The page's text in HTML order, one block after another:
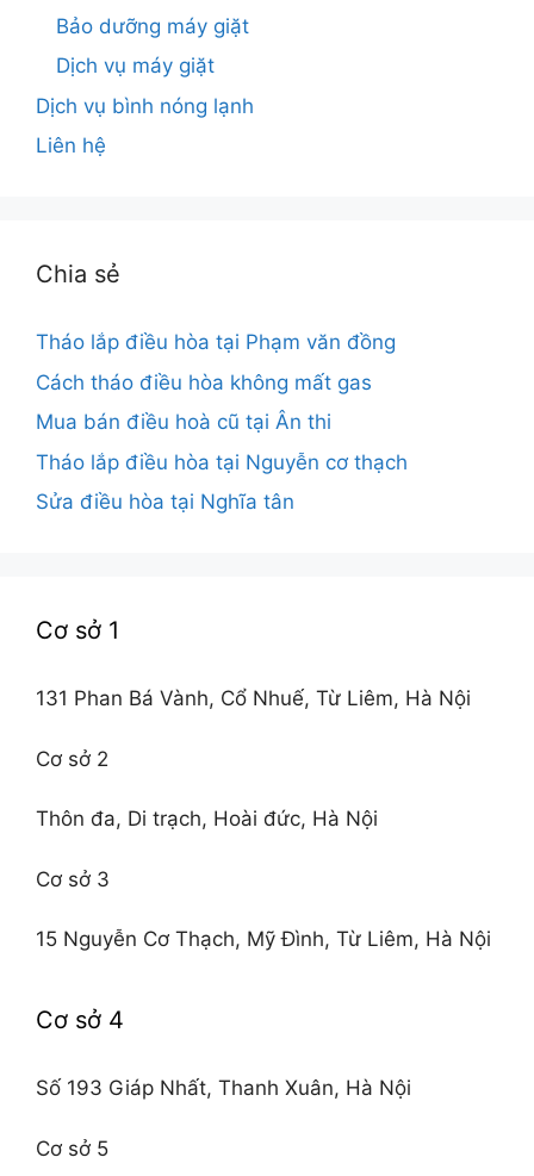
Bảo dưỡng máy giặt
Dịch vụ máy giặt
Dịch vụ bình nóng lạnh
Liên hệ
Chia sẻ
Tháo lắp điều hòa tại Phạm văn đồng
Cách tháo điều hòa không mất gas
Mua bán điều hoà cũ tại Ân thi
Tháo lắp điều hòa tại Nguyễn cơ thạch
Sửa điều hòa tại Nghĩa tân
Cơ sở 1
131 Phan Bá Vành, Cổ Nhuế, Từ Liêm, Hà Nội
Cơ sở 2
Thôn đa, Di trạch, Hoài đức, Hà Nội
Cơ sở 3
15 Nguyễn Cơ Thạch, Mỹ Đình, Từ Liêm, Hà Nội
Cơ sở 4
Số 193 Giáp Nhất, Thanh Xuân, Hà Nội
Cơ sở 5